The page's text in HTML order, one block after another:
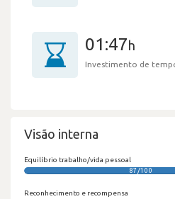
01:47h
Investimento de
Visão interna
Equilíbrio trabalho/vida pessoal
87/100
Reconhecimento e recompensa